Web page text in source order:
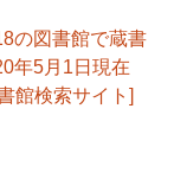
の図書館で蔵書
年5月1日現在
館検索サイト]